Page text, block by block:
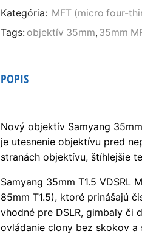
MK2
MFT
Kategória: MFT (micro four-
Tags: objektív 35mm, 35mm
POPIS
Nový objektív Samyang
je utesnenie objektívu pred
stranách objektívu, štíhlejšie
Samyang 35mm T1.5 VDSRL
85mm T1.5), ktoré prinášajú
vhodné pre DSLR, gimbaly či
ovládanie clony bez skokov